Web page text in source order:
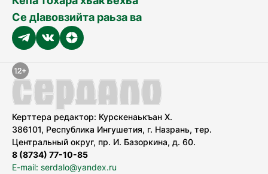
Се дӀавовзийта раьза ва
Керттера редактор: Курскенаькъан Х.
386101, Республика Ингушетия, г. Назрань, тер.
Центральный округ, пр. И. Базоркина, д. 60.
8 (8734) 77-10-85
E-mail: serdalo@yandex.ru